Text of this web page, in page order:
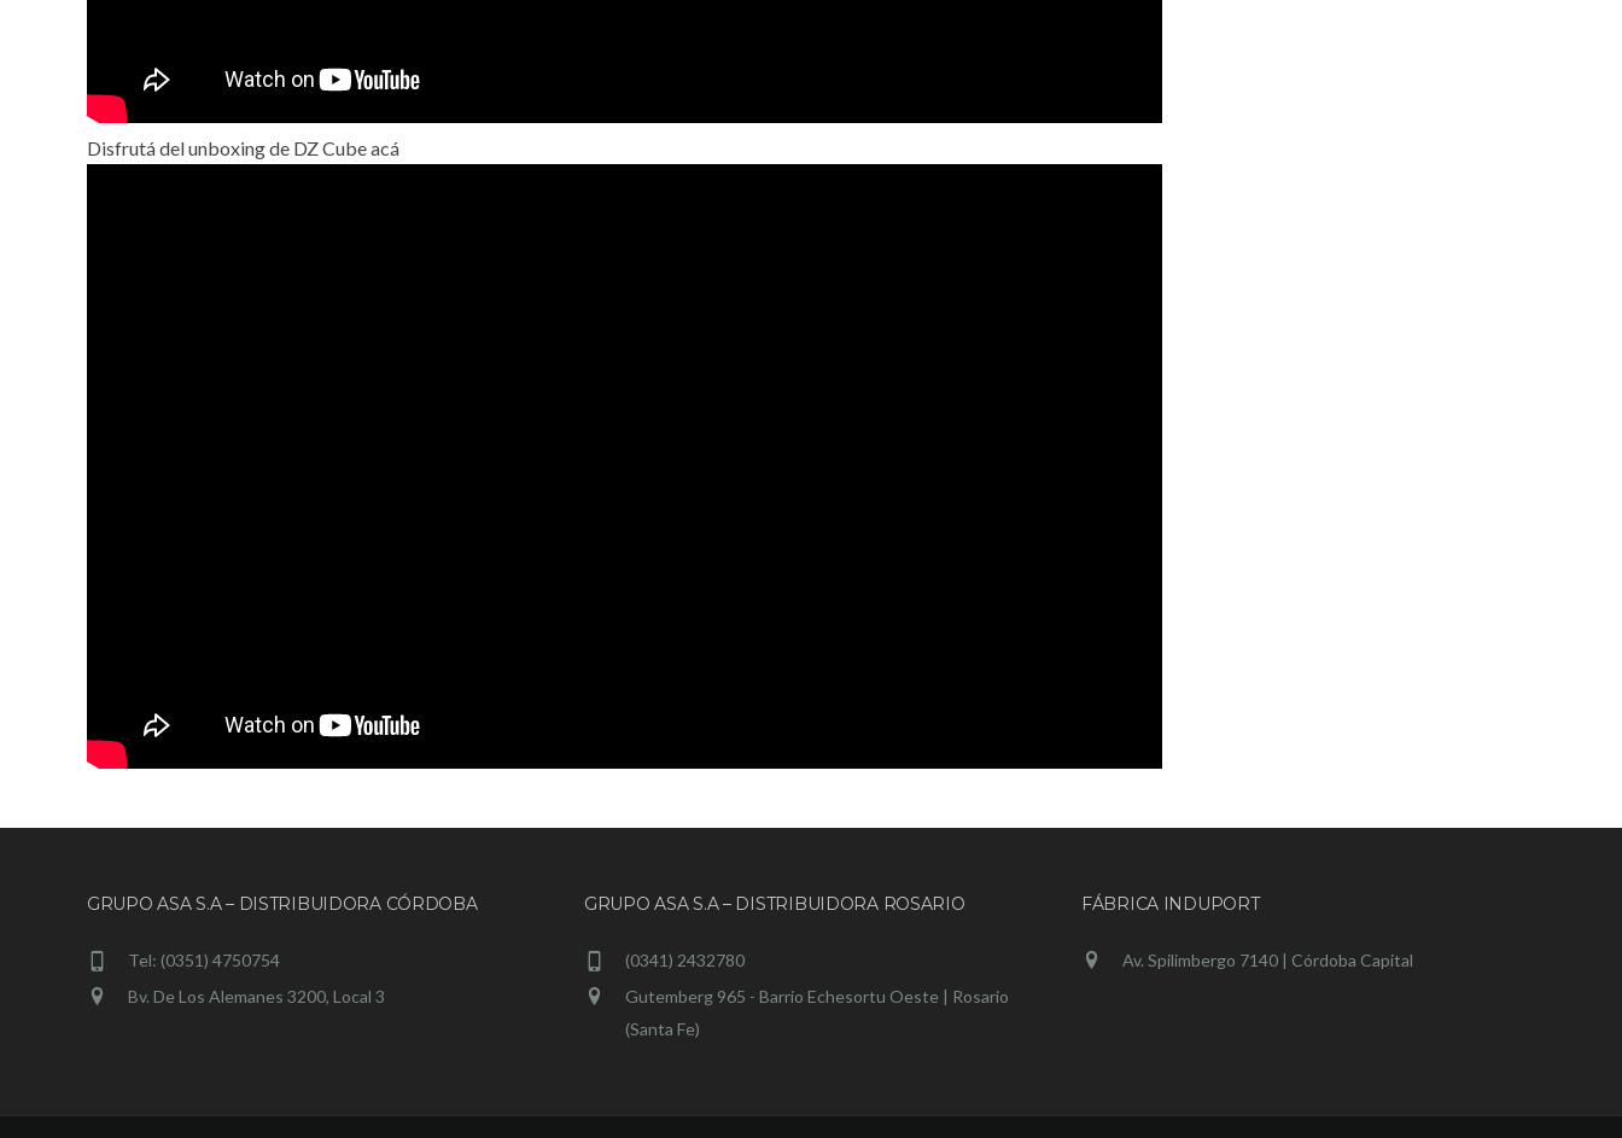
Disfrutá del unboxing de DZ Cube acá
GRUPO ASA S.A – DISTRIBUIDORA CÓRDOBA
Tel: (0351) 4750754
Bv. De Los Alemanes 3200, Local 3
GRUPO ASA S.A – DISTRIBUIDORA ROSARIO
(0341) 2432780
Gutemberg 965 - Barrio Echesortu Oeste | Rosario
(Santa Fe)
FÁBRICA INDUPORT
Av. Spilimbergo 7140 | Córdoba Capital